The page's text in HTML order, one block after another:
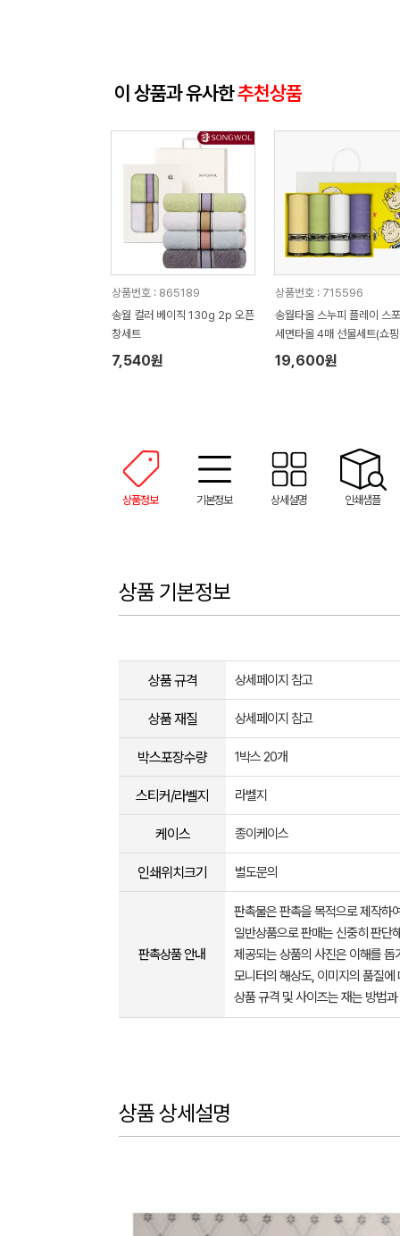
이 상품과 유사한추천상품
상품번호 : 865189
송월 컬러 베이직 130g 2p 오픈
창세트
7,540원
상품번호 : 715596
송월타올 스누피 플레이 스
세면타올 4매 선물세트(쇼
19,600원
상품정보 기본정보 상세설명 인쇄샘플
상품 기본정보
상품 규격 상세페이지 참고
상품 재질 상세페이지 참고
박스포장수량 1박스 20개
스티커/라벨지 라벨지
케이스 종이케이스
인쇄위치크기 별도문의
판촉상품 안내
판촉물은 판촉을 목적으로 제작하
일반상품으로 판매는 신중히 판단
제공되는 상품의 사진은 이해를
모니터의 해상도, 이미지의 품질
상품 규격 및 사이즈는 재는 방법
상품 상세설명